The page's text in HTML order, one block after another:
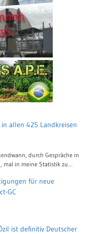
allen 425 Landkreisen
durch Gespräche in
mal in meine Statistik zu…
für neue
GC
ist definitiv Deutscher